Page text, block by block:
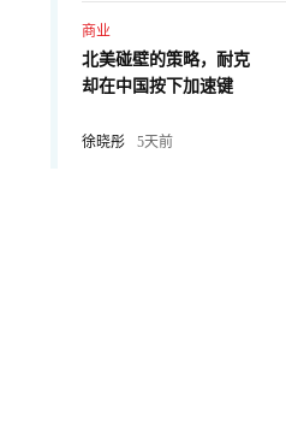
商业
北美碰壁的策略，耐克
却在中国按下加速键
徐晓彤 5天前